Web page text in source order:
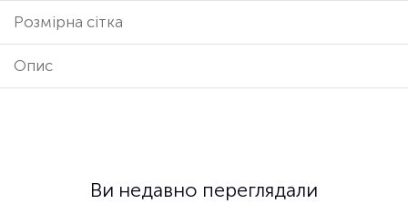
Розмірна сітка
Опис
Ви недавно переглядали